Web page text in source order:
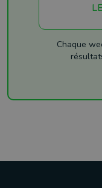
Chaque